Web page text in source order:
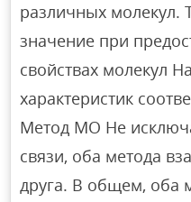
различных
значение при
свойствах молекул
характеристик
Метод МО Не
связи, оба метода
друга. В общем, оба